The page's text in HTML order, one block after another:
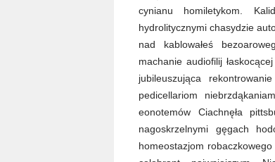
cynianu homiletykom.
hydrolitycznymi chasydzie
nad kablowałeś
machanie audiofilij
jubileuszująca
pedicellariom
eonotemów Ciachnęła
nagoskrzelnymi gęgach
homeostazjom robaczkowego